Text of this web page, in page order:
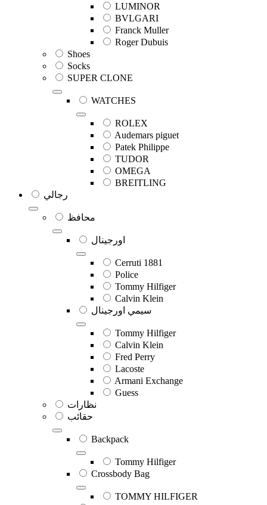
LUMINOR
BVLGARI
Franck Muller
Roger Dubuis
Shoes
Socks
SUPER CLONE
WATCHES
ROLEX
Audemars piguet
Patek Philippe
TUDOR
OMEGA
BREITLING
رجالي
محافظ
اورجينال
Cerruti 1881
Police
Tommy Hilfiger
Calvin Klein
سيمي اورجينال
Tommy Hilfiger
Calvin Klein
Fred Perry
Lacoste
Armani Exchange
Guess
نظارات
حقائب
Backpack
Tommy Hilfiger
Crossbody Bag
TOMMY HILFIGER